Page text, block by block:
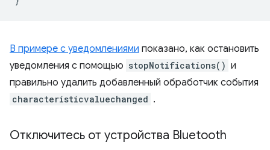
В примере с уведомлениями показано, как остановить
уведомления с помощью stopNotifications() и
правильно удалить добавленный обработчик события
characteristicvaluechanged .
Отключитесь от устройства Bluetooth